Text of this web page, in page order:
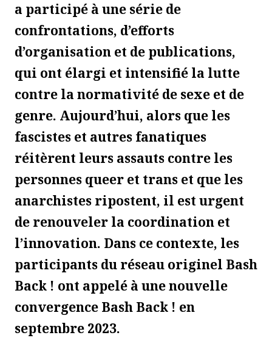
a participé à une série de
confrontations, d’efforts
d’organisation et de publications,
qui ont élargi et intensifié la lutte
contre la normativité de sexe et de
genre. Aujourd’hui, alors que les
fascistes et autres fanatiques
réitèrent leurs assauts contre les
personnes queer et trans et que les
anarchistes ripostent, il est urgent
de renouveler la coordination et
l’innovation. Dans ce contexte, les
participants du réseau originel Bash
Back ! ont appelé à une nouvelle
convergence Bash Back ! en
septembre 2023.